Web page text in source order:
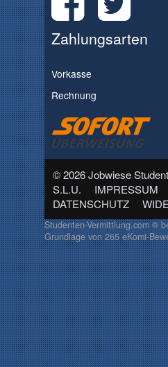
Zahlungsarten
Vorkasse
Rechnung
© 2026 Jobwiese
S.L.U.
IMPRESSUM
DATENSCHUTZ
Studenten-Vermittlung.com ®
Grundlage von265eKomi-